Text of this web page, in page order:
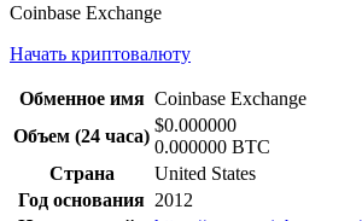
Coinbase Exchange
Начать криптовалюту
Обменное имя Coinbase Exchange
Объем (24 часа)
$0.000000
0.000000 BTC
Страна
United States
Год основания 2012